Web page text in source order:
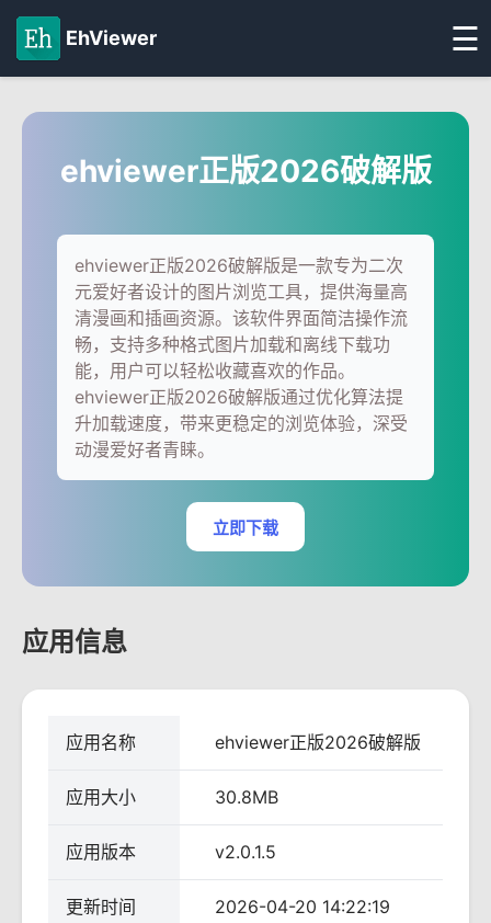
EhViewer ☰
ehviewer正版2026破解版
ehviewer正版2026破解版是一款专为二次
元爱好者设计的图片浏览工具，提供海量高
清漫画和插画资源。该软件界面简洁操作流
畅，支持多种格式图片加载和离线下载功
能，用户可以轻松收藏喜欢的作品。
ehviewer正版2026破解版通过优化算法提
升加载速度，带来更稳定的浏览体验，深受
动漫爱好者青睐。
立即下载
应用信息
应用名称 ehviewer正版2026破解版
应用大小 30.8MB
应用版本 v2.0.1.5
更新时间 2026-04-20 14:22:19